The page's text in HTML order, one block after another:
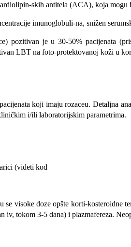
skih antitela (ACA), koja
imunoglobuli-na, snižen
pozitivan je u 30-50% paci­jenata
LBT na foto-protektovanoj koži u
koji imaju rozaceu. De­taljna
i/ili la­boratorijskim parametrima.
(videti kod
visoke doze opšte korti-
iv, tokom 3-5 dana) i plazmafereza.